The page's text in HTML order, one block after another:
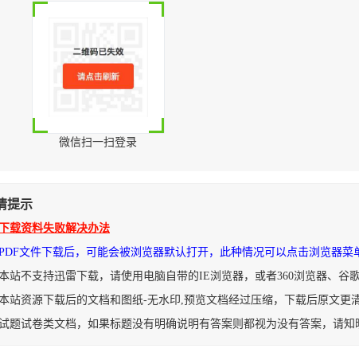
微信扫一扫登录
提示
下载资料失败解决办法
文件下载后，可能会被浏览器默认打开，此种情况可以点击浏览器菜
站不支持迅雷下载，请使用电脑自带的IE浏览器，或者360浏览器、谷
站资源下载后的文档和图纸-无水印,预览文档经过压缩，下载后原文更清
题试卷类文档，如果标题没有明确说明有答案则都视为没有答案，请知